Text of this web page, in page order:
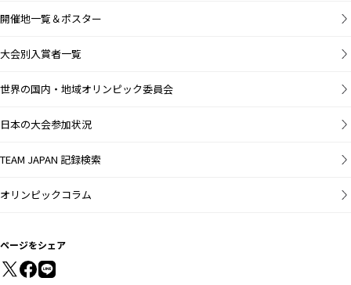
開催地一覧＆ポスター
大会別入賞者一覧
世界の国内・地域オリンピック委員会
日本の大会参加状況
TEAM JAPAN 記録検索
オリンピックコラム
ページをシェア